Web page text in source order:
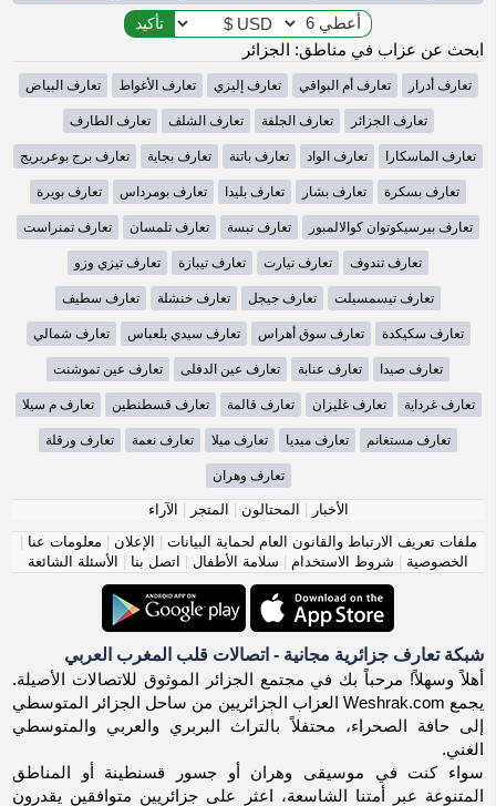
ابحث عن عزاب في مناطق: الجزائر
تعارف أدرار تعارف أم البواقي تعارف إليزي تعارف الأغواط تعارف البياض
تعارف الجزائر تعارف الجلفة تعارف الشلف تعارف الطارف
تعارف الماسكارا تعارف الواد تعارف باتنة تعارف بجاية تعارف برج بوعريريج
تعارف بسكرة تعارف بشار تعارف بليدا تعارف بومرداس تعارف بويرة
تعارف بيرسيكوتوان كوالالمبور تعارف تبسة تعارف تلمسان تعارف تمنراست
تعارف تندوف تعارف تيارت تعارف تيبازة تعارف تيزي وزو
تعارف تيسمسيلت تعارف جيجل تعارف خنشلة تعارف سطيف
تعارف سكيكدة تعارف سوق أهراس تعارف سيدي بلعباس تعارف شمالي
تعارف صيدا تعارف عنابة تعارف عين الدفلى تعارف عين تموشنت
تعارف غرداية تعارف غليزان تعارف قالمة تعارف قسطنطين تعارف م سيلا
تعارف مستغانم تعارف ميديا تعارف ميلا تعارف نعمة تعارف ورقلة
تعارف وهران
الأخبار | المحتالون | المتجر | الآراء
ملفات تعريف الارتباط والقانون العام لحماية البيانات | الإعلان | معلومات عنا |
الخصوصية | شروط الاستخدام | سلامة الأطفال | اتصل بنا | الأسئلة الشائعة
شبكة تعارف جزائرية مجانية - اتصالات قلب المغرب العربي
أهلاً وسهلاً! مرحباً بك في مجتمع الجزائر الموثوق للاتصالات الأصيلة.
يجمع Weshrak.com العزاب الجزائريين من ساحل الجزائر المتوسطي
إلى حافة الصحراء، محتفلاً بالتراث البربري والعربي والمتوسطي
الغني.
سواء كنت في موسيقى وهران أو جسور قسنطينة أو المناطق
المتنوعة عبر أمتنا الشاسعة، اعثر على جزائريين متوافقين يقدرون